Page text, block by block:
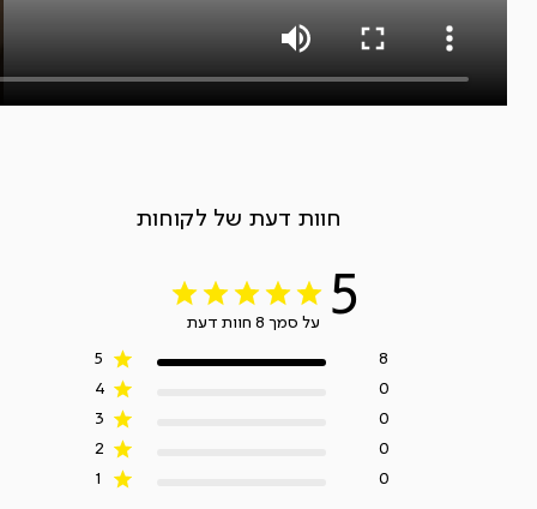
חוות דעת של לקוחות
5 על סמך 8 חוות דעת
5
8
4
0
3
0
2
0
1
0